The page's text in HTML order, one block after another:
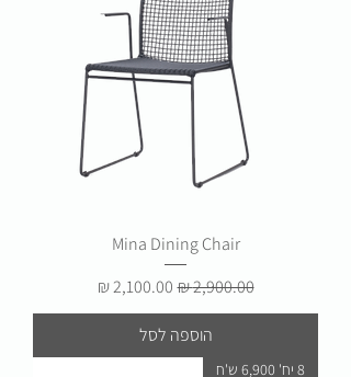
Mina Dining Chair
מחיר רגיל‏2,900.00 ‏₪ מחיר מבצע
הוספה לסל
8 יח' 6,900 ש'ח